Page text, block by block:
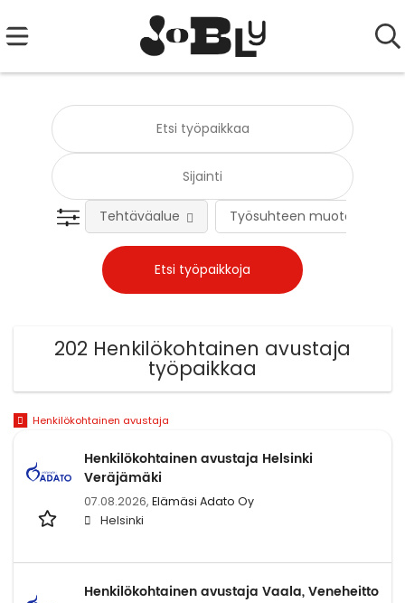
Työsuhteen muoto
Tehtäväalue
202 Henkilökohtainen avustaja
työpaikkaa
Henkilökohtainen avustaja
Henkilökohtainen avustaja Helsinki
Veräjämäki
07.08.2026, Elämäsi Adato Oy
Helsinki
Henkilökohtainen avustaja Vaala, Veneheitto